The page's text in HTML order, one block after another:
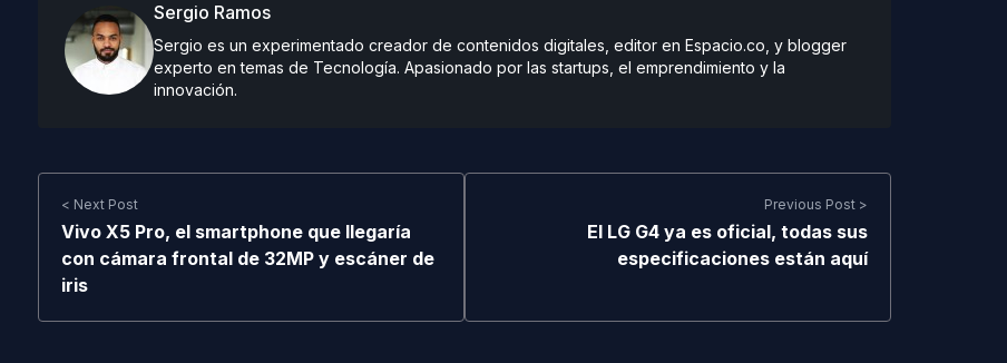
Sergio Ramos
Sergio es un experimentado creador de contenidos digitales, editor en Espacio.co, y blogger
experto en temas de Tecnología. Apasionado por las startups, el emprendimiento y la
innovación.
< Next Post
Vivo X5 Pro, el smartphone que llegaría
con cámara frontal de 32MP y escáner de
iris
Previous Post >
El LG G4 ya es oficial, todas sus
especificaciones están aquí